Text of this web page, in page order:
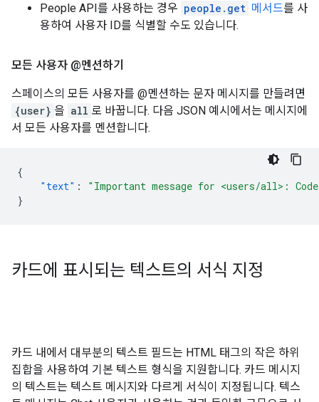
People API를 사용하는 경우 people.get 메서드를 사
용하여 사용자 ID를 식별할 수도 있습니다.
모든 사용자 @멘션하기
스페이스의 모든 사용자를 @멘션하는 문자 메시지를 만들려면
{user} 을 all 로 바꿉니다. 다음 JSON 예시에서는 메시지에
서 모든 사용자를 멘션합니다.
{
"text" :
"Important message for <users/all>:
}
카드에 표시되는 텍스트의 서식 지정
카드 내에서 대부분의 텍스트 필드는 HTML 태그의 작은 하위
집합을 사용하여 기본 텍스트 형식을 지원합니다. 카드 메시지
의 텍스트는 텍스트 메시지와 다르게 서식이 지정됩니다. 텍스